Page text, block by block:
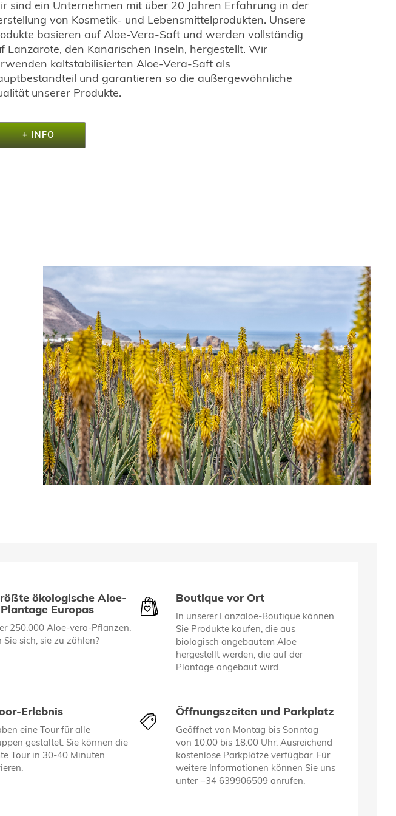
sind ein Unternehmen mit über 20 Jahren Erfahrung in der
von Kosmetik- und Lebensmittelprodukten. Unsere
basieren auf Aloe-Vera-Saft und werden vollständig
Lanzarote, den Kanarischen Inseln, hergestellt. Wir
kaltstabilisierten Aloe-Vera-Saft als
und garantieren so die außergewöhnliche
unserer Produkte.
+ INFO
ökologische Aloe-
Europas
250.000 Aloe-vera-Pflanzen.
Sie sich, sie zu zählen?
Boutique vor Ort
In unserer Lanzaloe-Boutique können
Sie Produkte kaufen, die aus
biologisch angebautem Aloe
hergestellt werden, die auf der
Plantage angebaut wird.
Erlebnis
eine Tour für alle
gestaltet. Sie können die
Tour in 30-40 Minuten
Öffnungszeiten und Parkplatz
Geöffnet von Montag bis Sonntag
von 10:00 bis 18:00 Uhr. Ausreichend
kostenlose Parkplätze verfügbar. Für
weitere Informationen können Sie uns
unter +34 639906509 anrufen.